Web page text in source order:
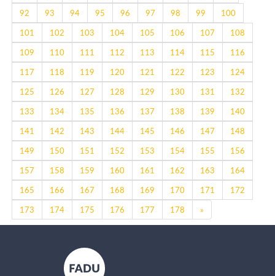
92
93 94 95 96 97 98 99
100
101
102 103 104 105 106 107
108
109
110 111 112 113 114 115
116
117
118 119 120 121 122 123
124
125
126 127 128 129 130 131
132
133
134 135 136 137 138 139
140
141
142 143 144 145 146 147
148
149
150 151 152 153 154 155
156
157
158 159 160 161 162 163
164
165
166 167 168 169 170 171
172
173
174 175 176 177 178 »